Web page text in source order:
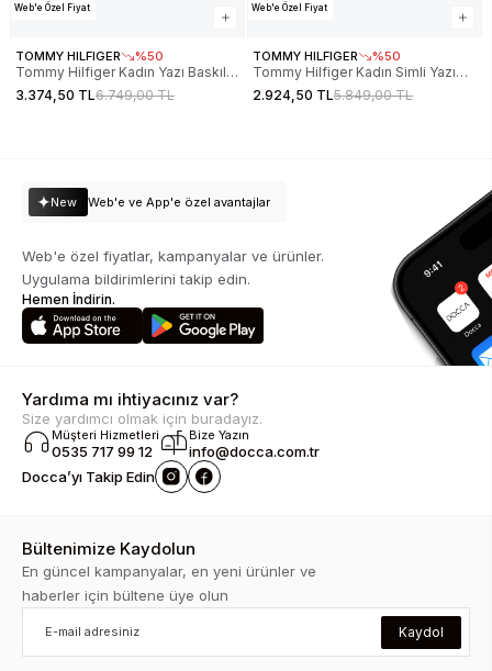
Web'e Özel Fiyat
TOMMY HILFIGER %50
Tommy Hilfiger Kadın Yazı Baskılı
Pike Rugby Beyaz Sweatshirt
WW0WW45779YA8
3.374,50 TL6.749,00 TL
Web'e Özel Fiyat
TOMMY HILFIGER %50
Tommy Hilfiger Kadın Simli Yazı
Baskılı Normal Kesim Lacivert
Sweatshirt WW0WW47159C1G
2.924,50 TL5.849,00 TL
New Web'e ve App'e özel avantajlar
Web'e özel fiyatlar, kampanyalar ve ürünler.
Uygulama bildirimlerini takip edin.
Hemen İndirin.
Yardıma mı ihtiyacınız var?
Size yardımcı olmak için buradayız.
Müşteri Hizmetleri
0535 717 99 12
Bize Yazın
info@docca.com.tr
Docca’yı Takip Edin
Bültenimize Kaydolun
En güncel kampanyalar, en yeni ürünler ve
haberler için bültene üye olun
Kaydol